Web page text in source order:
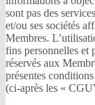
sont pas des
et/ou ses sociétés
Membres.
fins personnelles et
réservés aux
présentes
(ci-après les «